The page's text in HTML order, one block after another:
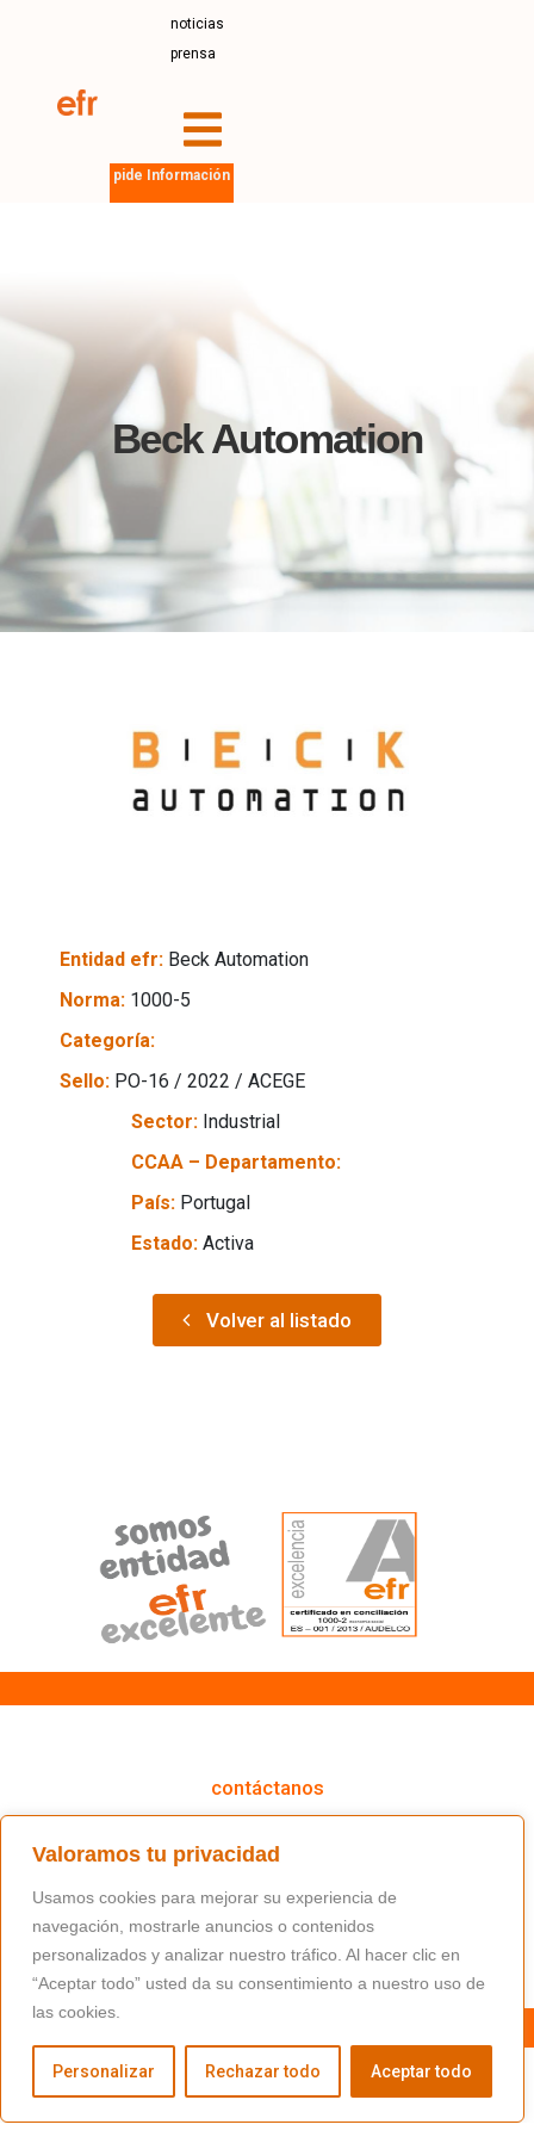
Valoramos tu privacidad
Usamos cookies para mejorar su experiencia de
navegación, mostrarle anuncios o contenidos
personalizados y analizar nuestro tráfico. Al hacer clic en
“Aceptar todo” usted da su consentimiento a nuestro uso de
las cookies.
Personalizar Rechazar todo Aceptar todo
noticias
prensa
pide Información
Beck Automation
Entidad efr: Beck Automation
Norma: 1000-5
Categoría:
Sello: PO-16 / 2022 / ACEGE
Sector: Industrial
CCAA – Departamento:
País: Portugal
Estado: Activa
Volver al listado
contáctanos
(+34) 91 766 98 56 / fundacion@masfamilia.org
síguenos en nuestras redes sociales